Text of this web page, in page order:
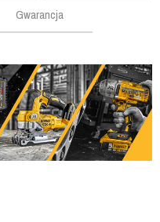
Gwarancja